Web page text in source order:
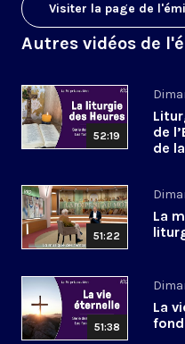
Visiter la page de
Autres vidéos de
52:19
de
de
51:22
La
51:38
La